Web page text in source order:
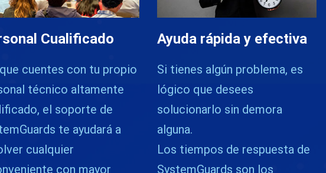
Cualificado
cuentes con tu propio
técnico altamente
el soporte de
te ayudará a
cualquier
con mayor
Ayuda rápida y efectiva
Si tienes algún problema, es
lógico que desees
solucionarlo sin demora
alguna.
Los tiempos de respuesta de
SystemGuards son los